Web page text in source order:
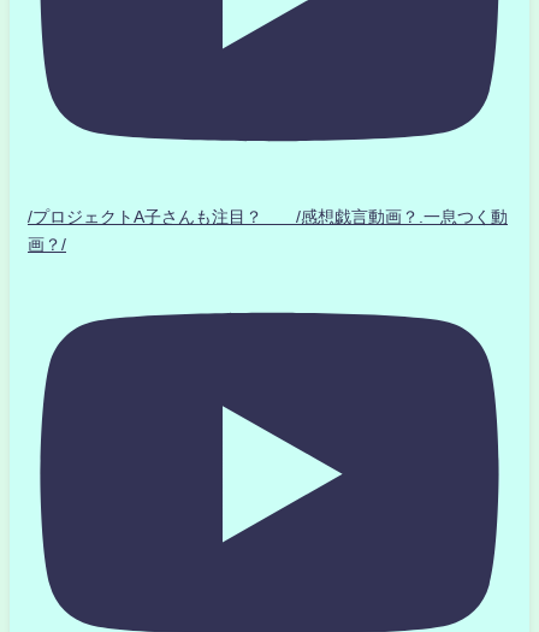
/プロジェクトA子さんも注目？ /感想戯言動画？.一息つく動
画？/